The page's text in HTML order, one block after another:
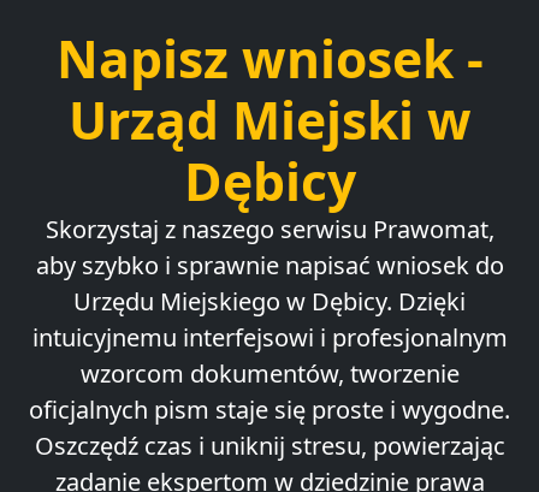
Napisz wniosek -
Urząd Miejski w
Dębicy
Skorzystaj z naszego serwisu Prawomat,
aby szybko i sprawnie napisać wniosek do
Urzędu Miejskiego w Dębicy. Dzięki
intuicyjnemu interfejsowi i profesjonalnym
wzorcom dokumentów, tworzenie
oficjalnych pism staje się proste i wygodne.
Oszczędź czas i uniknij stresu, powierzając
zadanie ekspertom w dziedzinie prawa